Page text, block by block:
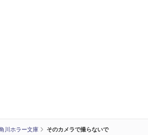
川ホラー文庫 そのカメラで撮らないで